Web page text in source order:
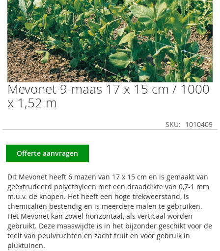
Ga
naar
het
afbeeldingen-
gallerij
Mevonet 9-maas 17 x 15 cm / 1000
x 1,52 m
SKU 1010409
Offerte aanvragen
Dit Mevonet heeft 6 mazen van 17 x 15 cm en is gemaakt van
geëxtrudeerd polyethyleen met een draaddikte van 0,7-1 mm
m.u.v. de knopen. Het heeft een hoge trekweerstand, is
chemicaliën bestendig en is meerdere malen te gebruiken.
Het Mevonet kan zowel horizontaal, als verticaal worden
gebruikt. Deze maaswijdte is in het bijzonder geschikt voor de
teelt van peulvruchten en zacht fruit en voor gebruik in
pluktuinen.